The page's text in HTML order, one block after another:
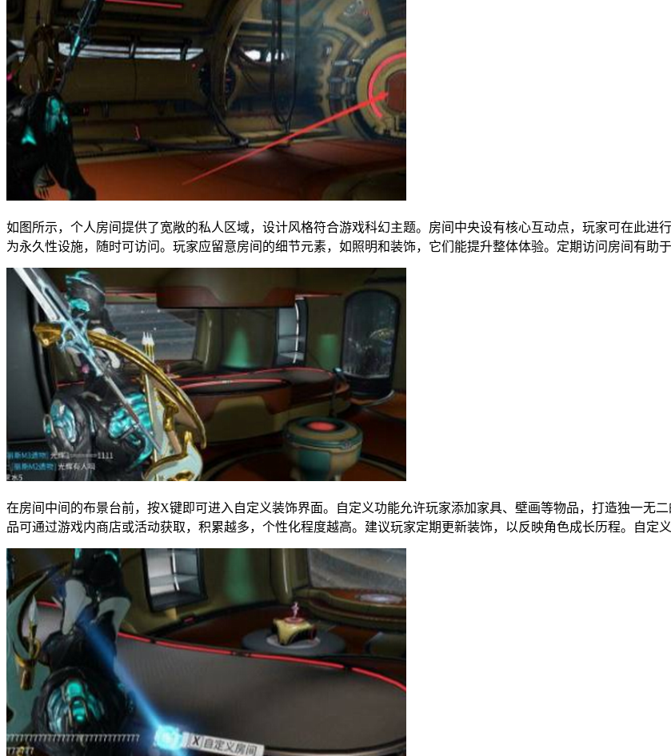
如图所示，个人房间提供了宽敞的私人区域，设计风格符合游戏科幻主题。房间中央设有核心互动点，玩家可在此
为永久性设施，随时可访问。玩家应留意房间的细节元素，如照明和装饰，它们能提升整体体验。定期访问房间有助
在房间中间的布景台前，按X键即可进入自定义装饰界面。自定义功能允许玩家添加家具、壁画等物品，打造独一无
品可通过游戏内商店或活动获取，积累越多，个性化程度越高。建议玩家定期更新装饰，以反映角色成长历程。自定